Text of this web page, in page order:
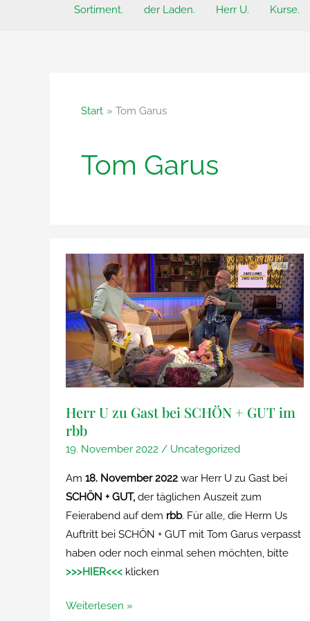
Sortiment. der Laden. Herr U. Kurse.
Start Tom Garus
Tom Garus
Herr U zu Gast bei SCHÖN + GUT im
rbb
19. November 2022 / Uncategorized
Am 18. November 2022 war Herr U zu Gast bei
SCHÖN + GUT,der täglichen Auszeit zum
Feierabend auf dem rbb. Für alle, die Herrn Us
Auftritt bei SCHÖN + GUT mit Tom Garus verpasst
haben oder noch einmal sehen möchten, bitte
>>>HIER<<< klicken
Herr
Weiterlesen »